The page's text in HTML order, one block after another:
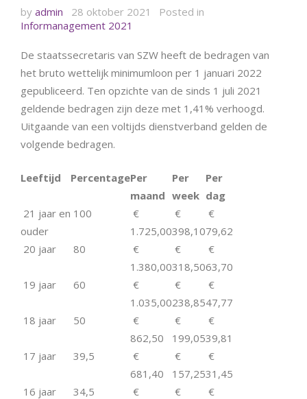
by admin 28 oktober 2021
Posted in
Informanagement 2021
De staatssecretaris van SZW heeft de bedragen van
het bruto wettelijk minimumloon per 1 januari 2022
gepubliceerd. Ten opzichte van de sinds 1 juli 2021
geldende bedragen zijn deze met 1,41% verhoogd.
Uitgaande van een voltijds dienstverband gelden de
volgende bedragen.
Leeftijd PercentagePer
maand
Per
week
Per
dag
21 jaar en
ouder
100
€
1.725,00
€
398,10
€
79,62
20 jaar
80
€
1.380,00
€
318,50
€
63,70
19 jaar
60
€
1.035,00
€
238,85
€
47,77
18 jaar
50
€
862,50
€
199,05
€
39,81
17 jaar
39,5
€
681,40
€
157,25
€
31,45
16 jaar
34,5
€
€
€